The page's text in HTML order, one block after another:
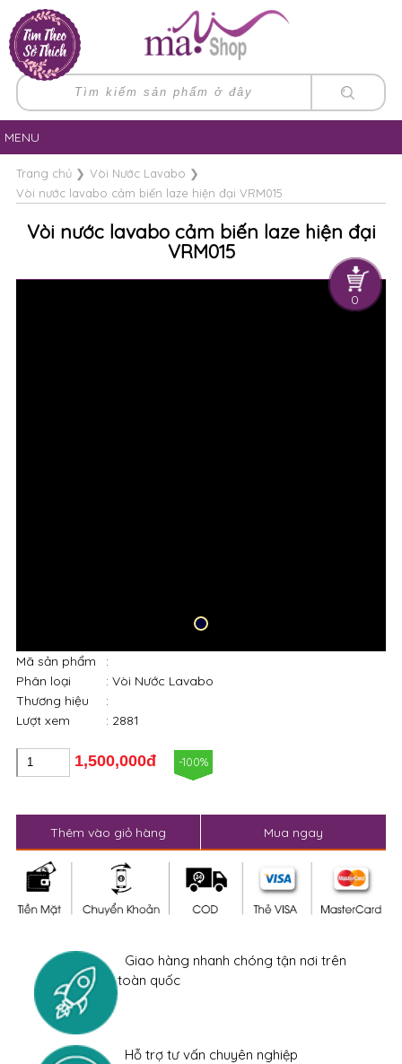
0
MENU
Trang chủ❯ Vòi Nước Lavabo ❯
Vòi nước lavabo cảm biến laze hiện đại VRM015
Vòi nước lavabo cảm biến laze hiện đại
VRM015
Mã sản phẩm
:
Phân loại
: Vòi Nước Lavabo
Thương hiệu
:
Lượt xem
: 2881
1,500,000đ -100%
Thêm vào giỏ hàng Mua ngay
Giao hàng nhanh chóng tận nơi trên
toàn quốc
Hỗ trợ tư vấn chuyên nghiệp